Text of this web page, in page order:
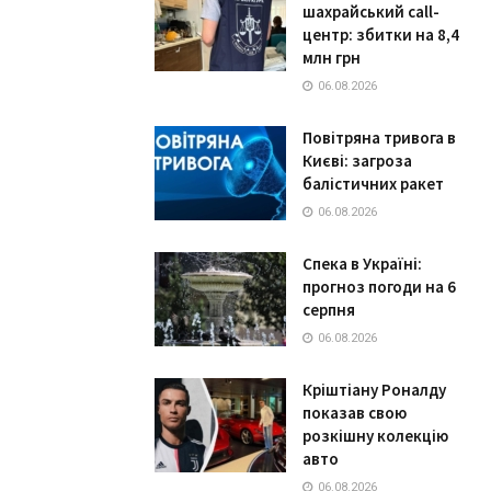
шахрайський call-
центр: збитки на 8,4
млн грн
06.08.2026
Повітряна тривога в
Києві: загроза
балістичних ракет
06.08.2026
Спека в Україні:
прогноз погоди на 6
серпня
06.08.2026
Кріштіану Роналду
показав свою
розкішну колекцію
авто
06.08.2026